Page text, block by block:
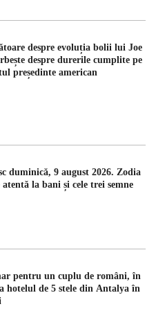
despre evoluția bolii lui Joe
despre durerile cumplite pe
președinte american
duminică, 9 august 2026. Zodia
la bani și cele trei semne
pentru un cuplu de români, în
hotelul de 5 stele din Antalya în